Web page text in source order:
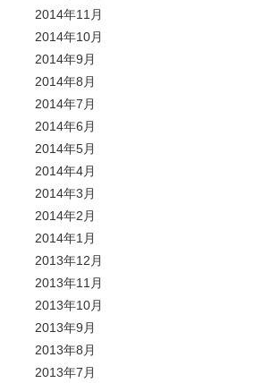
2014年11月
2014年10月
2014年9月
2014年8月
2014年7月
2014年6月
2014年5月
2014年4月
2014年3月
2014年2月
2014年1月
2013年12月
2013年11月
2013年10月
2013年9月
2013年8月
2013年7月